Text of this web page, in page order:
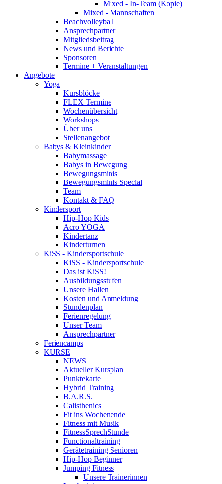
Mixed - In-Team (Kopie)
Mixed - Mannschaften
Beachvolleyball
Ansprechpartner
Mitgliedsbeitrag
News und Berichte
Sponsoren
Termine + Veranstaltungen
Angebote
Yoga
Kursblöcke
FLEX Termine
Wochenübersicht
Workshops
Über uns
Stellenangebot
Babys & Kleinkinder
Babymassage
Babys in Bewegung
Bewegungsminis
Bewegungsminis Special
Team
Kontakt & FAQ
Kindersport
Hip-Hop Kids
Acro YOGA
Kindertanz
Kinderturnen
KiSS - Kindersportschule
KiSS - Kindersportschule
Das ist KiSS!
Ausbildungsstufen
Unsere Hallen
Kosten und Anmeldung
Stundenplan
Ferienregelung
Unser Team
Ansprechpartner
Feriencamps
KURSE
NEWS
Aktueller Kursplan
Punktekarte
Hybrid Training
B.A.R.S.
Calisthenics
Fit ins Wochenende
Fitness mit Musik
FitnessSprechStunde
Functionaltraining
Gerätetraining Senioren
Hip-Hop Beginner
Jumping Fitness
Unsere Trainerinnen